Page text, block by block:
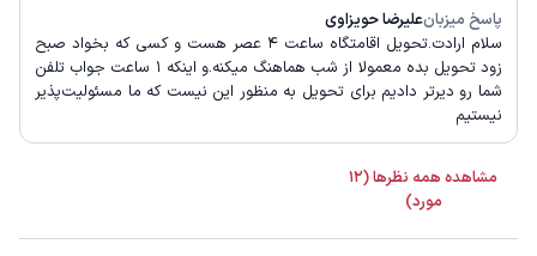
پاسخ میزبانعلیرضا حویزاوی
سلام ارادت.تحویل اقامتگاه ساعت ۴ عصر هست و کسی که بخواد صبح
زود تحویل بده معمولا از شب هماهنگ میکنه.و اینکه ۱ ساعت جواب تلفن
شما رو دیرتر دادیم برای تحویل به منظور این نیست که ما مسئولیت‌پذیر
نیستیم
مشاهده همه نظرها (12
مورد)